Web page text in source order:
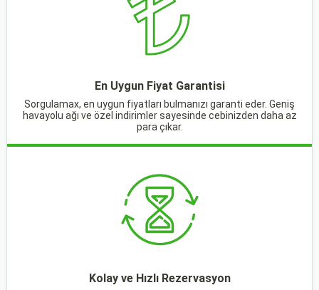
En Uygun Fiyat Garantisi
Sorgulamax, en uygun fiyatları bulmanızı garanti eder. Geniş
havayolu ağı ve özel indirimler sayesinde cebinizden daha az
para çıkar.
Kolay ve Hızlı Rezervasyon